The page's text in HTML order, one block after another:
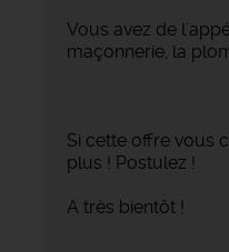
Vous avez de
maçonnerie, la
Si cette offre vous
plus ! Postulez !
A très bientôt !